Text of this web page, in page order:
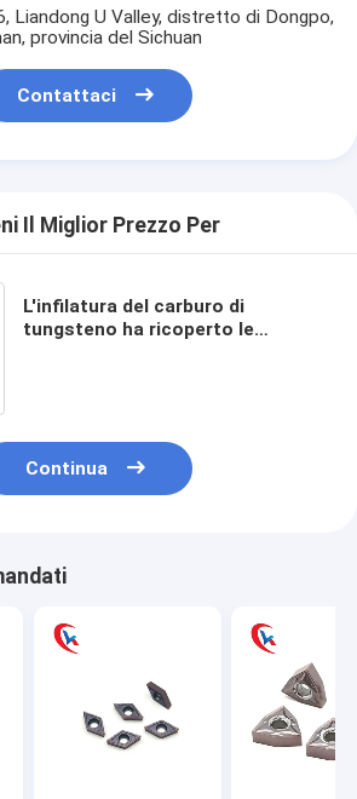
Liandong U Valley, distretto di Dongpo,
provincia del Sichuan
Contattaci
Il Miglior Prezzo Per
L'infilatura del carburo di
tungsteno ha ricoperto le
Continua